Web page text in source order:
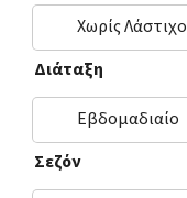
Χωρίς Λάστιχο
Διάταξη
Εβδομαδιαίο
Σεζόν